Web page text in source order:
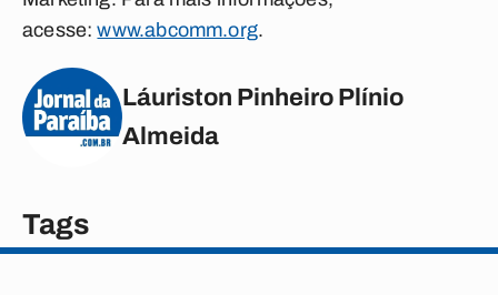
acesse:www.abcomm.org.
Láuriston Pinheiro Plínio
Almeida
Tags